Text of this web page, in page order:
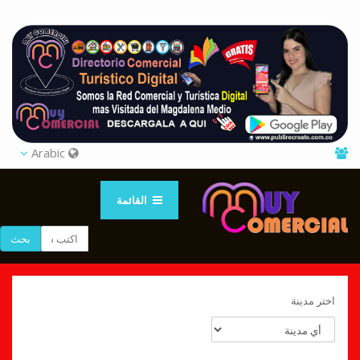
القائمة
بحث
اختر مدينة